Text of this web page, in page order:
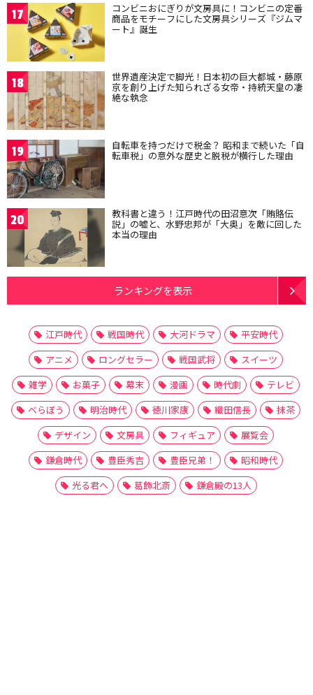
17 コンビニおにぎりが文房具に！コンビニの定番
商品をモチーフにした文房具シリーズ『ジムマ
ート』誕生
18 世界遺産決定で脚光！日本初の巨大都城・藤原
京を創り上げた知られざる女帝・持統天皇の凄
絶な執念
19 自転車を持つだけで税金？ 昭和まで続いた「自
転車税」の意外な歴史と脱税が横行した理由
20 教科書と違う！江戸時代の田沼意次「賄賂伝
説」の嘘と、水野忠邦が「大奥」を敵に回した
本当の理由
ランキングを表示
江戸時代 戦国時代 大河ドラマ
平安時代
アニメ
ロングセラー 戦国武将
スイーツ
雑学
お菓子 幕末 漫画 時代劇
テレビ
べらぼう
明治時代 徳川家康 織田信長
抹茶
デザイン
文房具 フィギュア
展覧会
鎌倉時代
豊臣秀吉 豊臣兄弟！
昭和時代
光る君へ
葛飾北斎 鎌倉殿の13人